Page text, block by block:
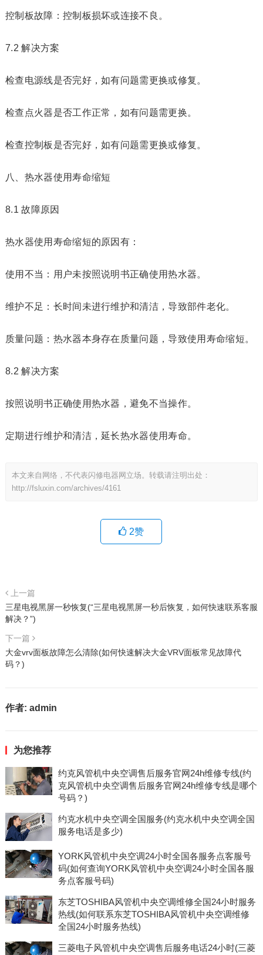
控制板故障：控制板损坏或连接不良。
7.2 解决方案
检查电源线是否完好，如有问题需更换或修复。
检查点火器是否工作正常，如有问题需更换。
检查控制板是否完好，如有问题需更换或修复。
八、热水器使用寿命缩短
8.1 故障原因
热水器使用寿命缩短的原因有：
使用不当：用户未按照说明书正确使用热水器。
维护不足：长时间未进行维护和清洁，导致部件老化。
质量问题：热水器本身存在质量问题，导致使用寿命缩短。
8.2 解决方案
按照说明书正确使用热水器，避免不当操作。
定期进行维护和清洁，延长热水器使用寿命。
本文来自网络，不代表闪修电器网立场。转载请注明出处：
http://fsluxin.com/archives/4161
2赞
上一篇
三星电视黑屏一秒恢复(“三星电视黑屏一秒后恢复，如何快速联系客服
解决？”)
下一篇
大金vrv面板故障怎么清除(如何快速解决大金VRV面板常见故障代
码？)
作者: admin
为您推荐
约克风管机中央空调售后服务官网24h维修专线(约
克风管机中央空调售后服务官网24h维修专线是哪个
号码？)
约克水机中央空调全国服务(约克水机中央空调全国
服务电话是多少)
YORK风管机中央空调24小时全国各服务点客服号
码(如何查询YORK风管机中央空调24小时全国各服
务点客服号码)
东芝TOSHIBA风管机中央空调维修全国24小时服务
热线(如何联系东芝TOSHIBA风管机中央空调维修
全国24小时服务热线)
三菱电子风管机中央空调售后服务电话24小时(三菱